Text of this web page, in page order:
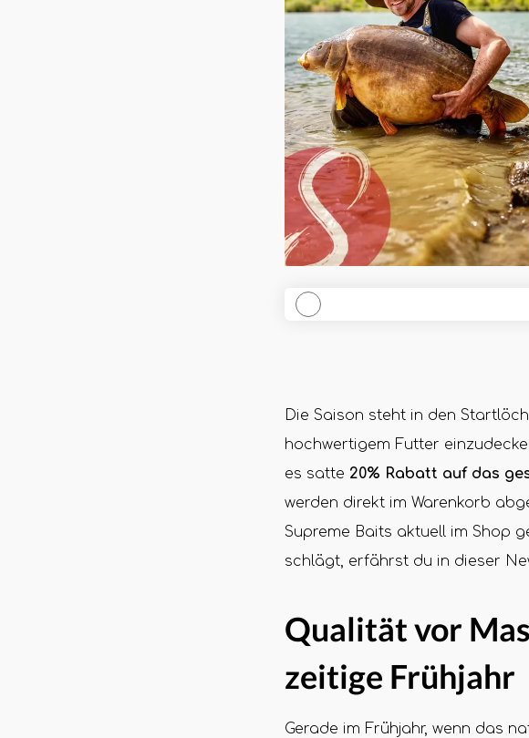
Die Saison steht in den
hochwertigem Futter
es satte 20% Rabatt auf das
werden direkt im Warenkorb
Supreme Baits aktuell im Shop
schlägt, erfährst du in dieser
Qualität vor
zeitige Frühjahr
Gerade im Frühjahr, wenn das